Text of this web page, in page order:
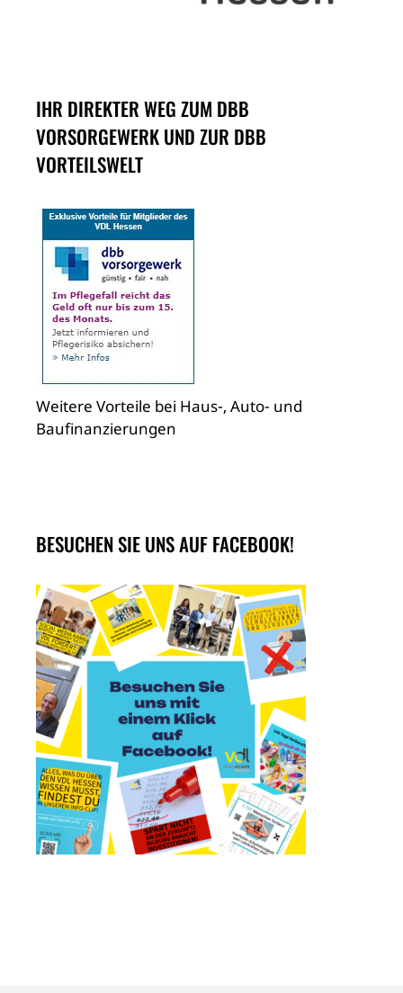
IHR DIREKTER WEG ZUM DBB
VORSORGEWERK UND ZUR DBB
VORTEILSWELT
Weitere Vorteile bei Haus-, Auto- und
Baufinanzierungen
BESUCHEN SIE UNS AUF FACEBOOK!